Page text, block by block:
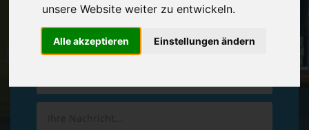
unsere Website weiter zu entwickeln.
Alle akzeptieren Einstellungen ändern
Hinterlassen Sie uns gern eine persönliche Nachricht.